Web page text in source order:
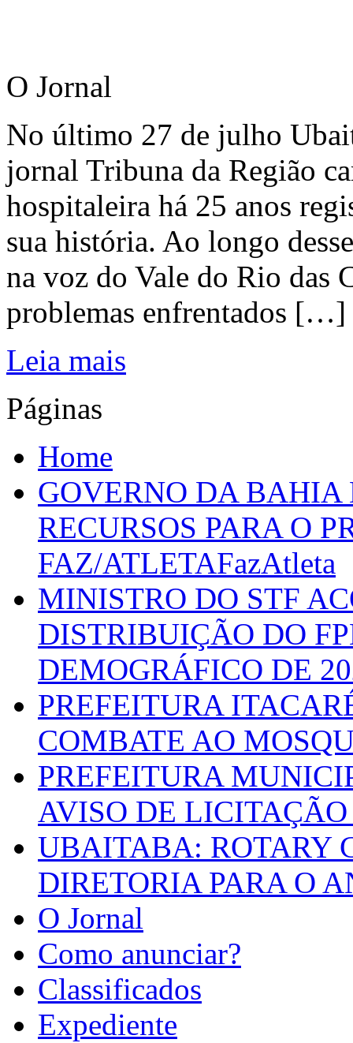
O Jornal
No último 27 de julho
jornal Tribuna da Região
hospitaleira há 25 anos
sua história. Ao longo
na voz do Vale do Rio das
problemas enfrentados […]
Leia mais
Páginas
Home
GOVERNO DA
RECURSOS PARA O
FAZ/ATLETAFazAtleta
MINISTRO DO STF
DISTRIBUIÇÃO DO
DEMOGRÁFICO DE
PREFEITURA
COMBATE AO
PREFEITURA
AVISO DE LICITAÇÃO
UBAITABA: ROTARY
DIRETORIA PARA O
O Jornal
Como anunciar?
Classificados
Expediente